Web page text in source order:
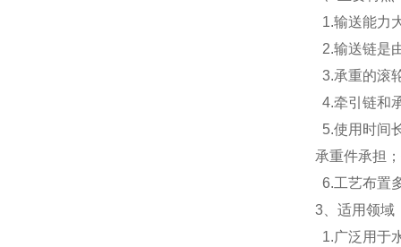
1.输送能力
2.输送链是
3.承重的滚
4.牵引链和
5.使用时间
承重件承担
6.工艺布置
3、适用领域
1.广泛用于